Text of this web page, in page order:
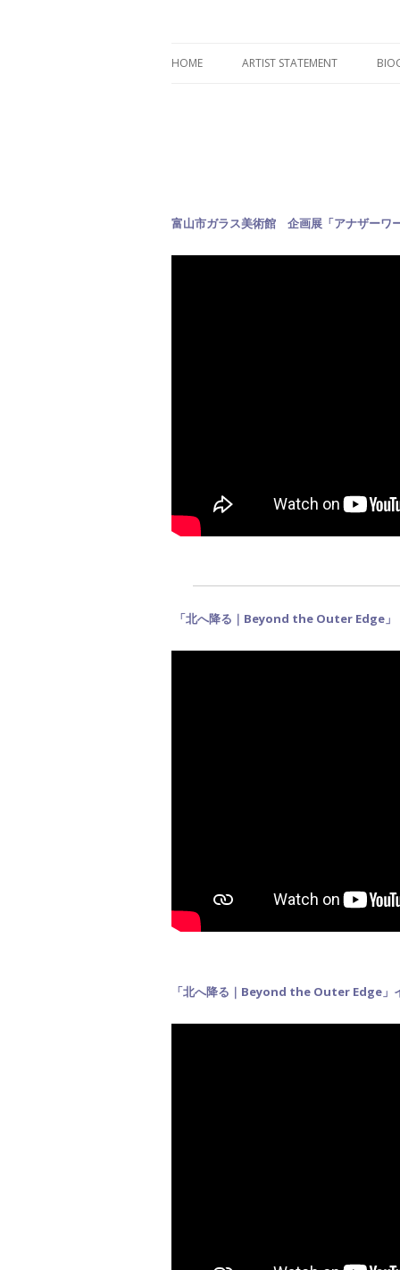
HOME ARTIST STATEMENT
富山市ガラス美術館 企画展「アナザーワ
「北へ降る｜Beyond the Outer Edge 」
「北へ降る｜Beyond the Outer Edge